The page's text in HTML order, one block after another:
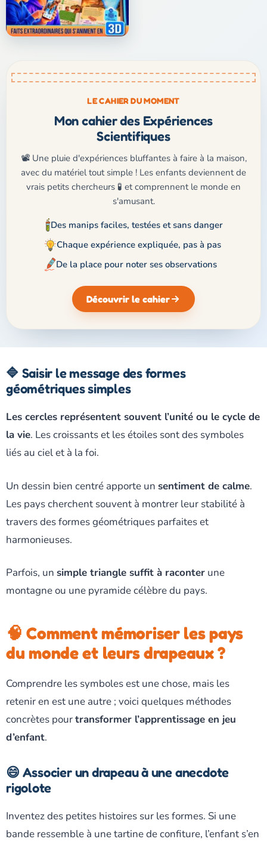
LE CAHIER DU MOMENT
Mon cahier des Expériences
Scientifiques
📽️ Une pluie d'expériences bluffantes à faire à la maison,
avec du matériel tout simple ! Les enfants deviennent de
vrais petits chercheurs 🧪 et comprennent le monde en
s'amusant.
Des manips faciles, testées et sans danger
Chaque expérience expliquée, pas à pas
De la place pour noter ses observations
Découvrir le cahier
🔷 Saisir le message des formes
géométriques simples
Les cercles représentent souvent l’unité ou le cycle de
la vie. Les croissants et les étoiles sont des symboles
liés au ciel et à la foi.
Un dessin bien centré apporte un sentiment de calme.
Les pays cherchent souvent à montrer leur stabilité à
travers des formes géométriques parfaites et
harmonieuses.
Parfois, un simple triangle suffit à raconter une
montagne ou une pyramide célèbre du pays.
🧠 Comment mémoriser les pays
du monde et leurs drapeaux ?
Comprendre les symboles est une chose, mais les
retenir en est une autre ; voici quelques méthodes
concrètes pourtransformer l’apprentissage en jeu
d’enfant.
😄 Associer un drapeau à une anecdote
rigolote
Inventez des petites histoires sur les formes. Si une
bande ressemble à une tartine de confiture, l’enfant s’en